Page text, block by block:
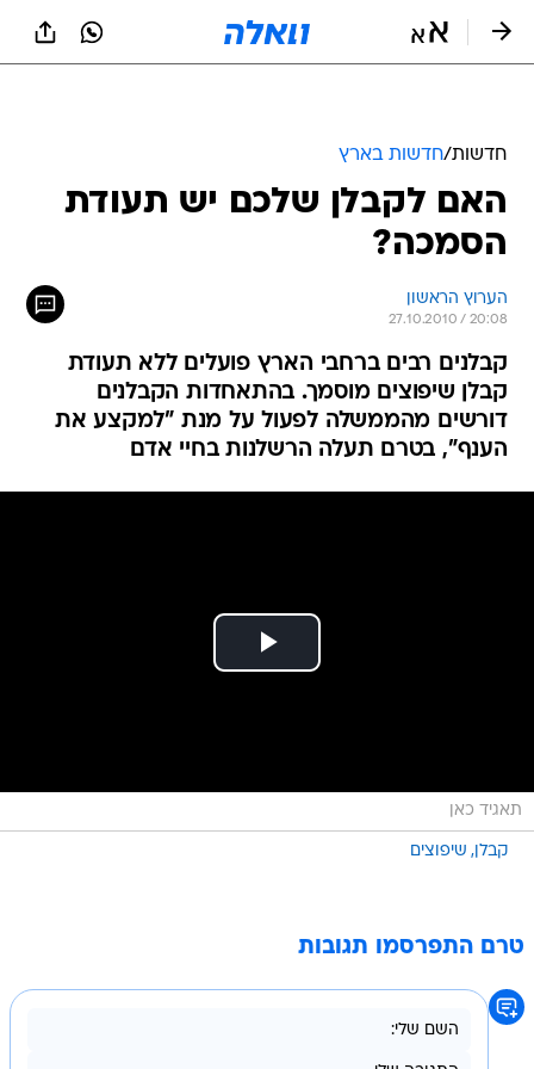
חדשות/חדשות בארץ
האם לקבלן שלכם יש תעודת
הסמכה?
הערוץ הראשון
27.10.2010 / 20:08
קבלנים רבים ברחבי הארץ פועלים ללא תעודת
קבלן שיפוצים מוסמך. בהתאחדות הקבלנים
דורשים מהממשלה לפעול על מנת "למקצע את
הענף", בטרם תעלה הרשלנות בחיי אדם
תאגיד כאן
קבלן שיפוצים
טרם התפרסמו תגובות